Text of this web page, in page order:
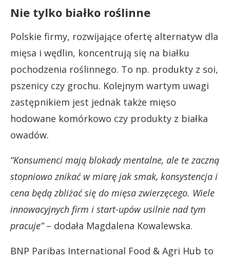
Nie tylko białko roślinne
Polskie firmy, rozwijające ofertę alternatyw dla
mięsa i wędlin, koncentrują się na białku
pochodzenia roślinnego. To np. produkty z soi,
pszenicy czy grochu. Kolejnym wartym uwagi
zastępnikiem jest jednak także mięso
hodowane komórkowo czy produkty z białka
owadów.
“Konsumenci mają blokady mentalne, ale te zaczną
stopniowo znikać w miarę jak smak, konsystencja i
cena będą zbliżać się do mięsa zwierzęcego. Wiele
innowacyjnych firm i start-upów usilnie nad tym
pracuje”– dodała Magdalena Kowalewska.
BNP Paribas International Food & Agri Hub to